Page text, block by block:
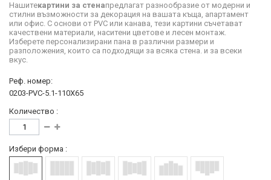
Нашитекартини за стенапредлагат разнообразие от модерни и
стилни възможности за декорация на вашата къща, апартамент
или офис. С основи от PVC или канава, тези картини съчетават
качествени материали, наситени цветове и лесен монтаж.
Изберете персонализирани пана в различни размери и
разположения, които са подходящи за всяка стена. и за всеки
вкус.
Реф. номер:
0203-PVC-5.1-110X65
Количество :
Избери форма :